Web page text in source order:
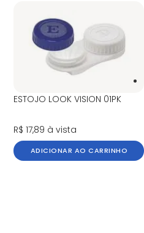
ESTOJO LOOK VISION 01PK
R$ 17,89 à vista
ADICIONAR AO CARRINHO